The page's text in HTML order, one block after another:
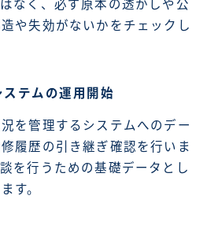
なく、必ず原本の透かしや公
や失効がないかをチェックし
テムの運用開始
を管理するシステムへのデー
履歴の引き継ぎ確認を行いま
を行うための基礎データとし
す。